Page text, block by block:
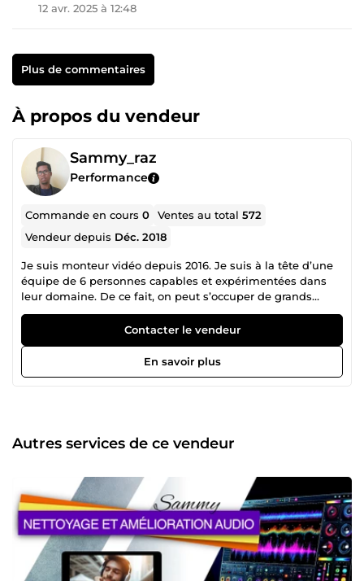
12 avr. 2025 à 12:48
Plus de commentaires
À propos du vendeur
Sammy_raz
Performance
Commande en cours0 Ventes au total572
Vendeur depuis Déc. 2018
Je suis monteur vidéo depuis 2016. Je suis à la tête d’une
équipe de 6 personnes capables et expérimentées dans
leur domaine. De ce fait, on peut s’occuper de grands
volumes de vidéos. J’utilise des outils professionnels : La
série Adobe, Final cut pro et Motion, Capcut, des templates
et des plug-ins payants, des banques d’images, de vidéos
et de musiques libres de droits payantes ou non, des IA
générateurs d’images et de voix payants
Contacter le vendeur
En savoir plus
Autres services de ce vendeur